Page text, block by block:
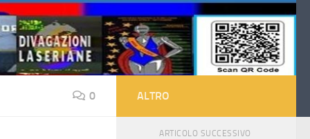
0 ALTRO
ARTICOLO SUCCESSIVO